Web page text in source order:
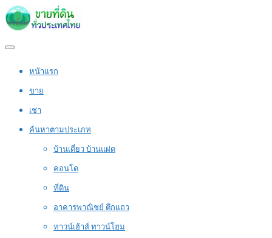
หน้าแรก
ขาย
เช่า
ค้นหาตามประเภท
บ้านเดี่ยว บ้านแฝด
คอนโด
ที่ดิน
อาคารพาณิชย์ ตึกแถว
ทาวน์เฮ้าส์ ทาวน์โฮม